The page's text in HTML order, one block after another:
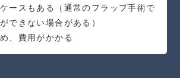
ースもある（通常のフラップ手術で
できない場合がある）
、費用がかかる